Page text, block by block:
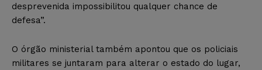
desprevenida impossibilitou qualquer chance de
defesa”.
O órgão ministerial também apontou que os policiais
militares se juntaram para alterar o estado do lugar,